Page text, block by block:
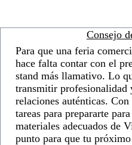
Consejo
Para que una feria
hace falta contar con el
stand más llamativo. Lo
transmitir profesionalidad
relaciones auténticas.
tareas para prepararte
materiales adecuados de
punto para que tu